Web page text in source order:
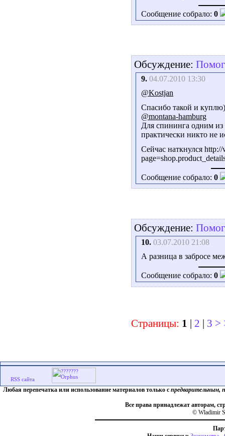
Сообщение собрало: 0
Обсуждение:
9. 04.07.2010 13:30
@Kostjan
Спасибо такой и куплю)
@montana-hamburg
Для спининга одним
практически никто не
Сейчас наткнулся
Сообщение собрало: 0
Обсуждение:
10. 03.07.2010 21:08
А разница в забросе
Сообщение собрало: 0
Страницы: 1 | 2 | 3 >
Любая перепечатка или использование материалов только с предварительным,
Все права принадлежат авторам,
© Wladimir